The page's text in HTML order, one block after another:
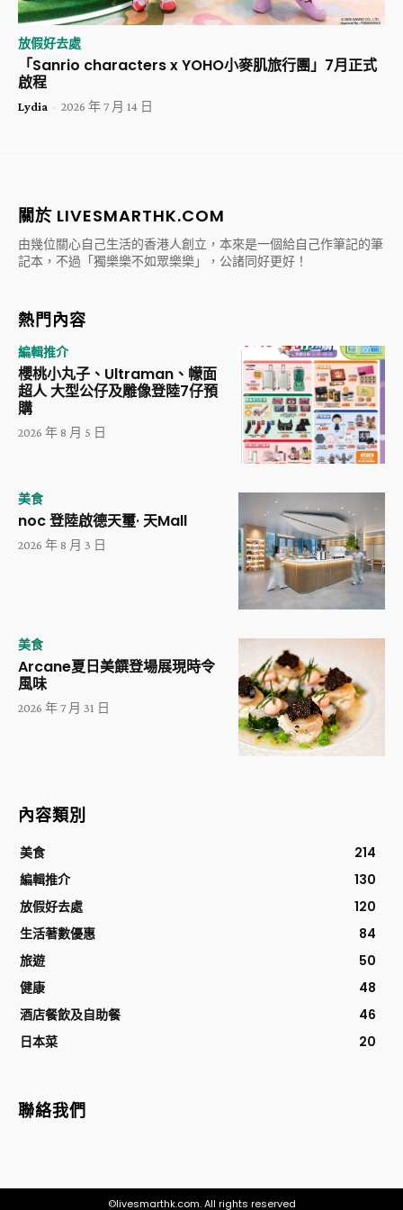
放假好去處
「Sanrio characters x YOHO小麥肌旅行團」7月正式
啟程
Lydia - 2026 年 7 月 14 日
關於 LIVESMARTHK.COM
由幾位關心自己生活的香港人創立，本來是一個給自己作筆記的筆
記本，不過「獨樂樂不如眾樂樂」，公諸同好更好！
熱門內容
編輯推介
櫻桃小丸子、Ultraman、幪面
超人 大型公仔及雕像登陸7仔預
購
2026 年 8 月 5 日
美食
noc 登陸啟德天璽· 天Mall
2026 年 8 月 3 日
美食
Arcane夏日美饌登場展現時令
風味
2026 年 7 月 31 日
內容類別
美食
214
編輯推介
130
放假好去處
120
生活著數優惠
84
旅遊
50
健康
48
酒店餐飲及自助餐
46
日本菜
20
聯絡我們
©livesmarthk.com. All rights reserved